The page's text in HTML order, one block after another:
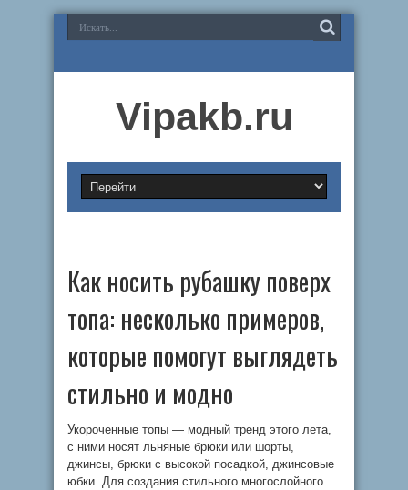
Vipakb.ru
Как носить рубашку поверх
топа: несколько примеров,
которые помогут выглядеть
стильно и модно
Укороченные топы — модный тренд этого лета,
с ними носят льняные брюки или шорты,
джинсы, брюки с высокой посадкой, джинсовые
юбки. Для создания стильного многослойного